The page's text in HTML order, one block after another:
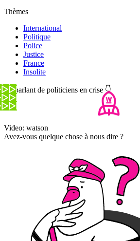
Thèmes
International
Politique
Police
Justice
France
Insolite
En parlant de politiciens en crise 👇
Video: watson
Avez-vous quelque chose à nous dire ?